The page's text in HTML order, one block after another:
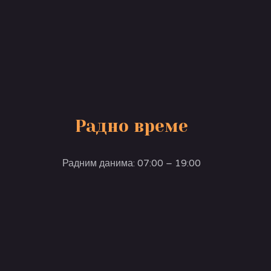
Радно време
Радним данима: 07:00 – 19:00